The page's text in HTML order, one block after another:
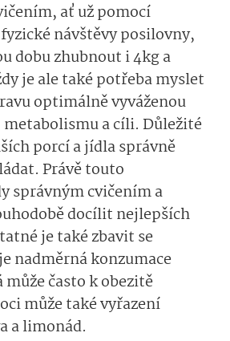
ať už pomocí
návštěvy posilovny,
dobu zhubnout i 4kg a
je ale také potřeba myslet
optimálně vyváženou
metabolismu a cíli. Důležité
porcí a jídla správně
Právě touto
správným cvičením a
docílit nejlepších
je také zbavit se
nadměrná konzumace
často k obezitě
může také vyřazení
a limonád.